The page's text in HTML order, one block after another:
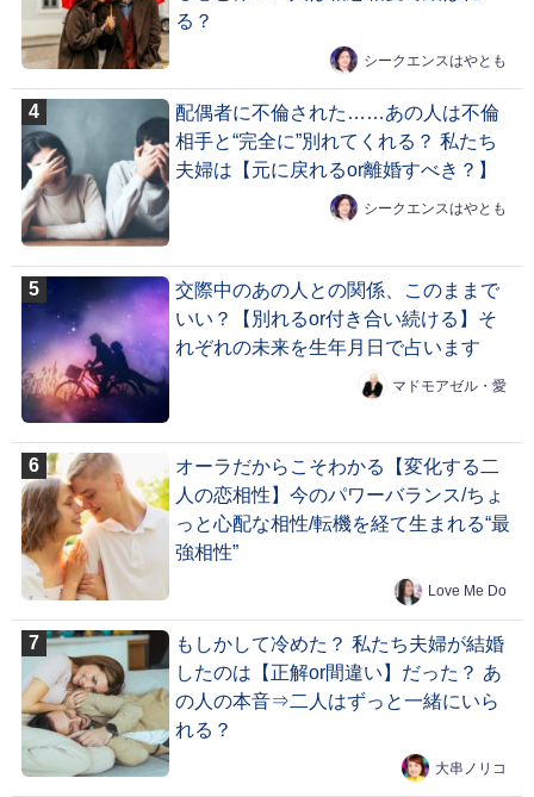
る？
シークエンスはやとも
配偶者に不倫された……あの人は不倫
相手と“完全に”別れてくれる？ 私たち
夫婦は【元に戻れるor離婚すべき？】
シークエンスはやとも
交際中のあの人との関係、このままで
いい？【別れるor付き合い続ける】そ
れぞれの未来を生年月日で占います
マドモアゼル・愛
オーラだからこそわかる【変化する二
人の恋相性】今のパワーバランス/ちょ
っと心配な相性/転機を経て生まれる“最
強相性”
Love Me Do
もしかして冷めた？ 私たち夫婦が結婚
したのは【正解or間違い】だった？ あ
の人の本音⇒二人はずっと一緒にいら
れる？
大串ノリコ